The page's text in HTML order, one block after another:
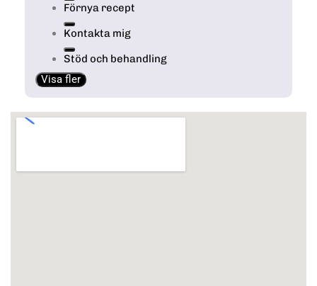
Förnya recept
Kontakta mig
Stöd och behandling
Visa fler